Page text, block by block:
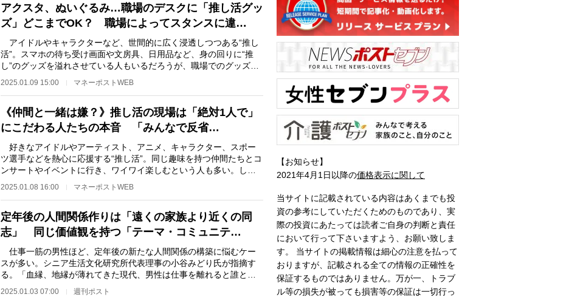
アクスタ、ぬいぐるみ…職場のデスクに「推し活グッ
ズ」どこまでOK？ 職場によってスタンスに違…
アイドルやキャラクターなど、世間的に広く浸透しつつある“推し
活”。スマホの待ち受け画面や文房具、日用品など、身の回りに“推
し”のグッズを溢れさせている人もいるだろうが、職場でのグッズの
2025.01.09 15:00 マネーポストWEB
《仲間と一緒は嫌？》推し活の現場は「絶対1人で」
にこだわる人たちの本音 「みんなで反省…
好きなアイドルやアーティスト、アニメ、キャラクター、スポー
ツ選手などを熱心に応援する“推し活”。同じ趣味を持つ仲間たちとコ
ンサートやイベントに行き、ワイワイ楽しむという人も多い。しか
2025.01.08 16:00 マネーポストWEB
定年後の人間関係作りは「遠くの家族より近くの同
志」 同じ価値観を持つ「テーマ・コミュニテ…
仕事一筋の男性ほど、定年後の新たな人間関係の構築に悩むケー
スが多い。シニア生活文化研究所代表理事の小谷みどり氏が指摘す
る。「血縁、地縁が薄れてきた現代、男性は仕事を離れると誰とも
人間関係を築かず、…
2025.01.03 07:00 週刊ポスト
【お知らせ】
2021年4月1日以降の価格表示に関して
当サイトに記載されている内容はあくまでも投
資の参考にしていただくためのものであり、実
際の投資にあたっては読者ご自身の判断と責任
において行って下さいますよう、お願い致しま
す。 当サイトの掲載情報は細心の注意を払って
おりますが、記載される全ての情報の正確性を
保証するものではありません。万が一、トラブ
ル等の損失が被っても損害等の保証は一切行っ